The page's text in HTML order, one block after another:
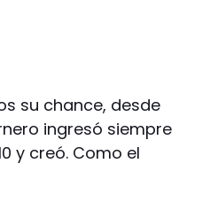
su chance, desde
ingresó siempre
y creó. Como el